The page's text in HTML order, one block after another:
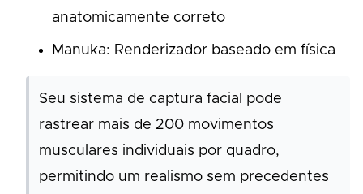
anatomicamente correto
Manuka: Renderizador baseado em física
Seu sistema de captura facial pode
rastrear mais de 200 movimentos
musculares individuais por quadro,
permitindo um realismo sem precedentes